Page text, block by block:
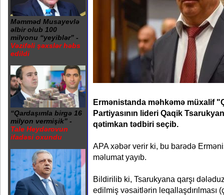
Məmməd Musayevlə
əlbir olub 100
milyonu “yeyiblər” -
Vəzifəli şəxslər həbs
edildi
“Qardaşımla birgə 16
milyon vermişik” -
Tale Heydərovun
ifadəsi oxundu
Ermənistanda məhkəmə müxalif
Partiyasının lideri Qaqik
qətimkan tədbiri seçib.
APA xəbər verir ki, bu barədə
məlumat yayıb.
Bildirilib ki, Tsarukyana qarşı
edilmiş vəsaitlərin leqallaşdırılması